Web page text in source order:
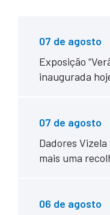
07 de agosto
Exposição
inaugurada
07 de agosto
Dadores
mais uma
06 de agosto